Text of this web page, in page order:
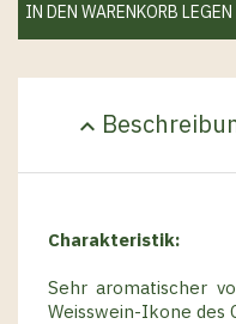
IN DEN WARENKORB LEGEN
expand_less
Charakteristik:
Sehr aromatischer
Weisswein-Ikone des